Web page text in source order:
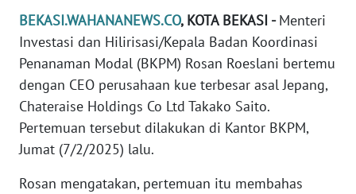
BEKASI.WAHANANEWS.CO, KOTA BEKASI -Menteri
Investasi dan Hilirisasi/Kepala Badan Koordinasi
Penanaman Modal (BKPM) Rosan Roeslani bertemu
dengan CEO perusahaan kue terbesar asal Jepang,
Chateraise Holdings Co Ltd Takako Saito.
Pertemuan tersebut dilakukan di Kantor BKPM,
Jumat (7/2/2025) lalu.
Rosan mengatakan, pertemuan itu membahas
PEDOMAN
MEDIA
SIBER
REDAKSI
KARIR